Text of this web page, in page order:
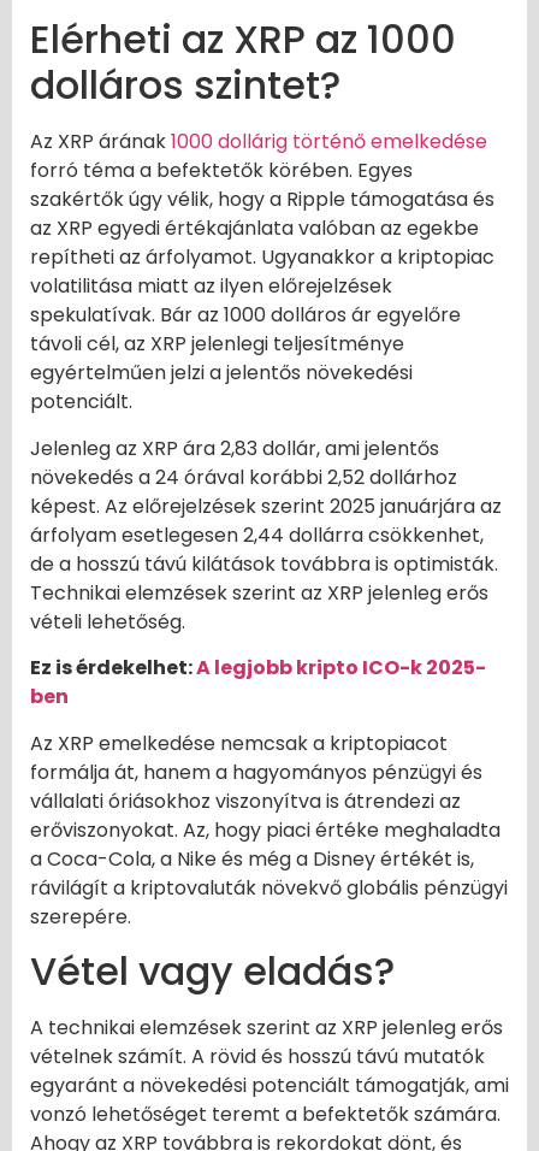
Elérheti az XRP az 1000
dolláros szintet?
Az XRP árának1000 dollárig történő emelkedése
forró téma a befektetők körében. Egyes
szakértők úgy vélik, hogy a Ripple támogatása és
az XRP egyedi értékajánlata valóban az egekbe
repítheti az árfolyamot. Ugyanakkor a kriptopiac
volatilitása miatt az ilyen előrejelzések
spekulatívak. Bár az 1000 dolláros ár egyelőre
távoli cél, az XRP jelenlegi teljesítménye
egyértelműen jelzi a jelentős növekedési
potenciált.
Jelenleg az XRP ára 2,83 dollár, ami jelentős
növekedés a 24 órával korábbi 2,52 dollárhoz
képest. Az előrejelzések szerint 2025 januárjára az
árfolyam esetlegesen 2,44 dollárra csökkenhet,
de a hosszú távú kilátások továbbra is optimisták.
Technikai elemzések szerint az XRP jelenleg erős
vételi lehetőség.
Ez is érdekelhet:A legjobb kripto ICO-k 2025-
ben
Az XRP emelkedése nemcsak a kriptopiacot
formálja át, hanem a hagyományos pénzügyi és
vállalati óriásokhoz viszonyítva is átrendezi az
erőviszonyokat. Az, hogy piaci értéke meghaladta
a Coca-Cola, a Nike és még a Disney értékét is,
rávilágít a kriptovaluták növekvő globális pénzügyi
szerepére.
Vétel vagy eladás?
A technikai elemzések szerint az XRP jelenleg erős
vételnek számít. A rövid és hosszú távú mutatók
egyaránt a növekedési potenciált támogatják, ami
vonzó lehetőséget teremt a befektetők számára.
Ahogy az XRP továbbra is rekordokat dönt, és